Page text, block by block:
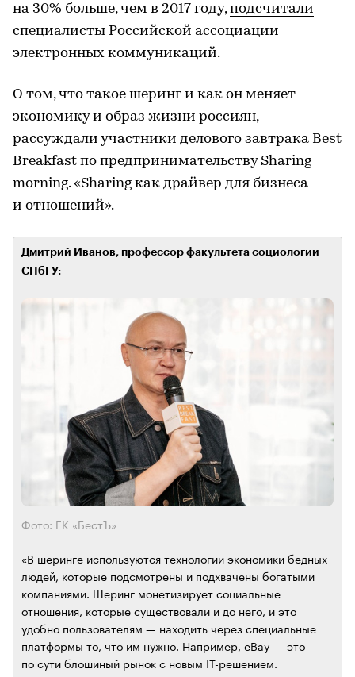
на 30% больше, чем в 2017 году,подсчитали
специалисты Российской ассоциации
электронных коммуникаций.
О том, что такое шеринг и как он меняет
экономику и образ жизни россиян,
рассуждали участники делового завтрака Best
Breakfast по предпринимательству Sharing
morning. «Sharing как драйвер для бизнеса
и отношений».
Дмитрий Иванов, профессор факультета социологии
СПбГУ:
Фото: ГК «БестЪ»
«В шеринге используются технологии экономики бедных
людей, которые подсмотрены и подхвачены богатыми
компаниями. Шеринг монетизирует социальные
отношения, которые существовали и до него, и это
удобно пользователям — находить через специальные
платформы то, что им нужно. Например, eBay — это
по сути блошиный рынок с новым IT-решением.